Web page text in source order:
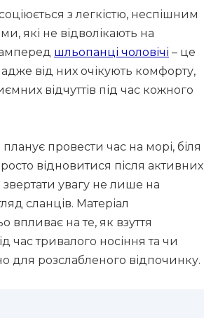
з легкістю, неспішним
які не відволікають на
шльопанці чоловічі – це
адже від них очікують комфорту,
відчуттів під час кожного
провести час на морі, біля
відновитися після активних
увагу не лише на
сланців. Матеріал
впливає на те, як взуття
час тривалого носіння та чи
для розслабленого відпочинку.